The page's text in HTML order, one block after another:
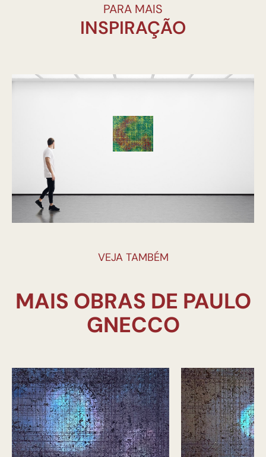
PARA MAIS
INSPIRAÇÃO
VEJA TAMBÉM
MAIS OBRAS DE PAULO